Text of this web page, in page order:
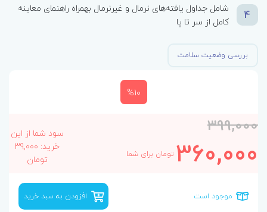
4
شامل جداول یافته‌های نرمال و غیرنرمال بهمراه راهنمای معاینه
کامل از سر تا پا
بررسی وضعیت سلامت
%10
399,000
360,000تومان برای شما
سود شما از این
خرید: 39,000
تومان
موجود است افزودن به سبد خرید